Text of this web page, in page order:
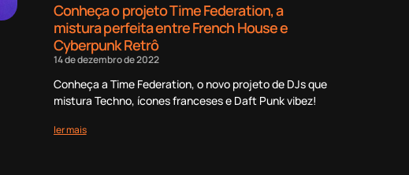
Conheça o projeto Time Federation, a
mistura perfeita entre French House e
Cyberpunk Retrô
14 de dezembro de 2022
Conheça a Time Federation, o novo projeto de DJs que
mistura Techno, ícones franceses e Daft Punk vibez!
ler mais